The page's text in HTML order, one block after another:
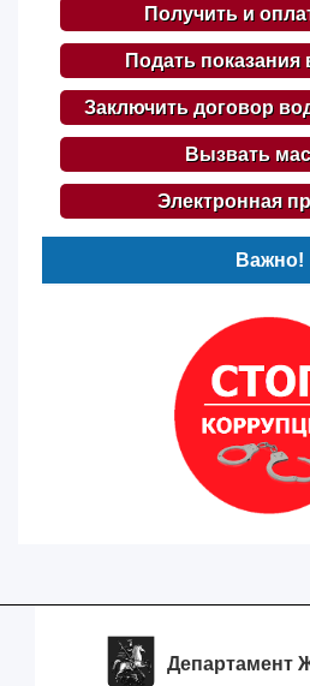
Получить и
Подать
Заключить договор
Вызвать
Электронная
Важно!
Департамент